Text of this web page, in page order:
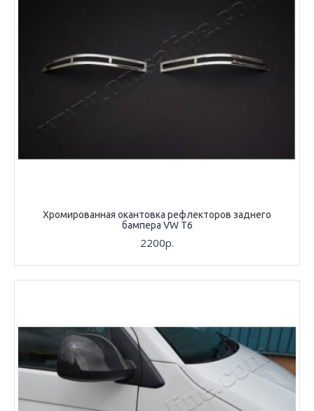
Хромированная окантовка рефлекторов заднего
бампера VW T6
2200р.